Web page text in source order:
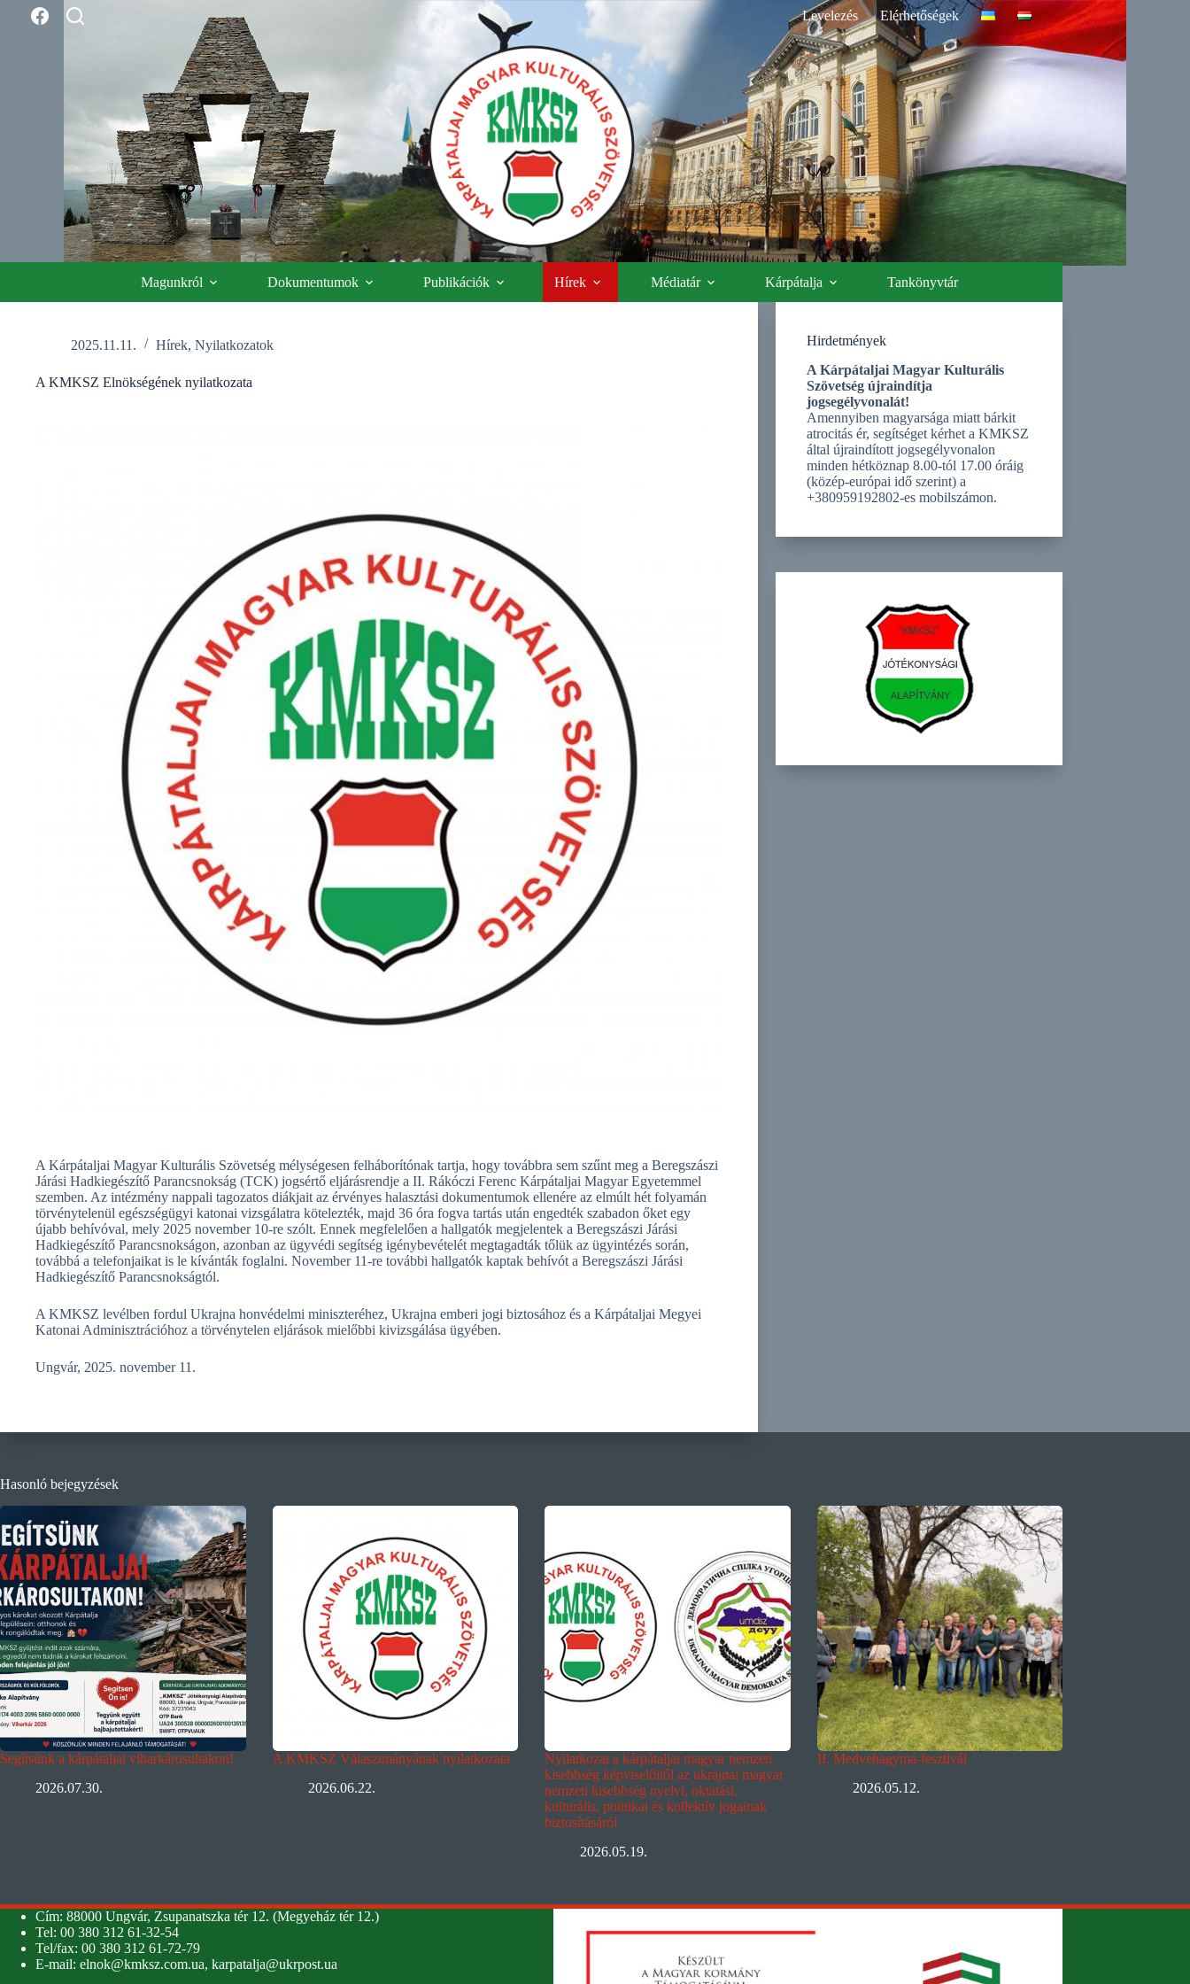
Levelezés Elérhetőségek
Magunkról Dokumentumok Publikációk Hírek Médiatár Kárpátalja Tankönyvtár
2025.11.11. Hírek, Nyilatkozatok
A KMKSZ Elnökségének nyilatkozata
A Kárpátaljai Magyar Kulturális Szövetség mélységesen felháborítónak tartja, hogy továbbra sem szűnt meg a Beregszászi
Járási Hadkiegészítő Parancsnokság (TCK) jogsértő eljárásrendje a II. Rákóczi Ferenc Kárpátaljai Magyar Egyetemmel
szemben. Az intézmény nappali tagozatos diákjait az érvényes halasztási dokumentumok ellenére az elmúlt hét folyamán
törvénytelenül egészségügyi katonai vizsgálatra kötelezték, majd 36 óra fogva tartás után engedték szabadon őket egy
újabb behívóval, mely 2025 november 10-re szólt. Ennek megfelelően a hallgatók megjelentek a Beregszászi Járási
Hadkiegészítő Parancsnokságon, azonban az ügyvédi segítség igénybevételét megtagadták tőlük az ügyintézés során,
továbbá a telefonjaikat is le kívánták foglalni. November 11-re további hallgatók kaptak behívót a Beregszászi Járási
Hadkiegészítő Parancsnokságtól.
A KMKSZ levélben fordul Ukrajna honvédelmi miniszteréhez, Ukrajna emberi jogi biztosához és a Kárpátaljai Megyei
Katonai Adminisztrációhoz a törvénytelen eljárások mielőbbi kivizsgálása ügyében.
Ungvár, 2025. november 11.
Hirdetmények
A Kárpátaljai Magyar Kulturális
Szövetség újraindítja
jogsegélyvonalát!
Amennyiben magyarsága miatt bárkit
atrocitás ér, segítséget kérhet a KMKSZ
által újraindított jogsegélyvonalon
minden hétköznap 8.00-tól 17.00 óráig
(közép-európai idő szerint) a
+380959192802-es mobilszámon.
Hasonló bejegyzések
Segítsünk a kárpátaljai viharkárosultakon!
2026.07.30.
A KMKSZ Választmányának nyilatkozata
2026.06.22.
Nyilatkozat a kárpátaljai magyar nemzeti
kisebbség képviselőitől az ukrajnai magyar
nemzeti kisebbség nyelvi, oktatási,
kulturális, politikai és kollektív jogainak
biztosításáról
2026.05.19.
II. Medvehagyma-fesztivál
2026.05.12.
Cím: 88000 Ungvár, Zsupanatszka tér 12. (Megyeház tér 12.)
Tel: 00 380 312 61-32-54
Tel/fax: 00 380 312 61-72-79
E-mail: elnok@kmksz.com.ua, karpatalja@ukrpost.ua